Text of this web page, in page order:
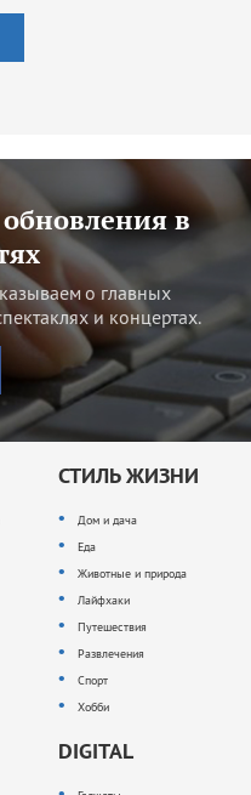
в
о главных
и концертах.
СТИЛЬ ЖИЗНИ
Дом и дача
Еда
Животные и природа
Лайфхаки
Путешествия
Развлечения
Спорт
Хобби
DIGITAL